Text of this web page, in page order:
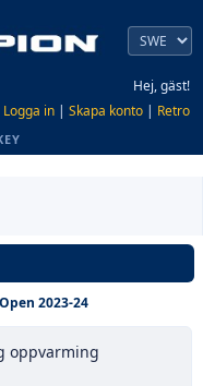
Hej, gäst!
Logga in | Skapa konto | Retro
2023-24
oppvarming